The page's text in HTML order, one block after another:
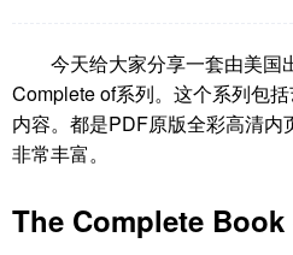
今天给大家分享一套由美国
Complete of系列。这个系列包
内容。都是PDF原版全彩高清内
非常丰富。
The Complete